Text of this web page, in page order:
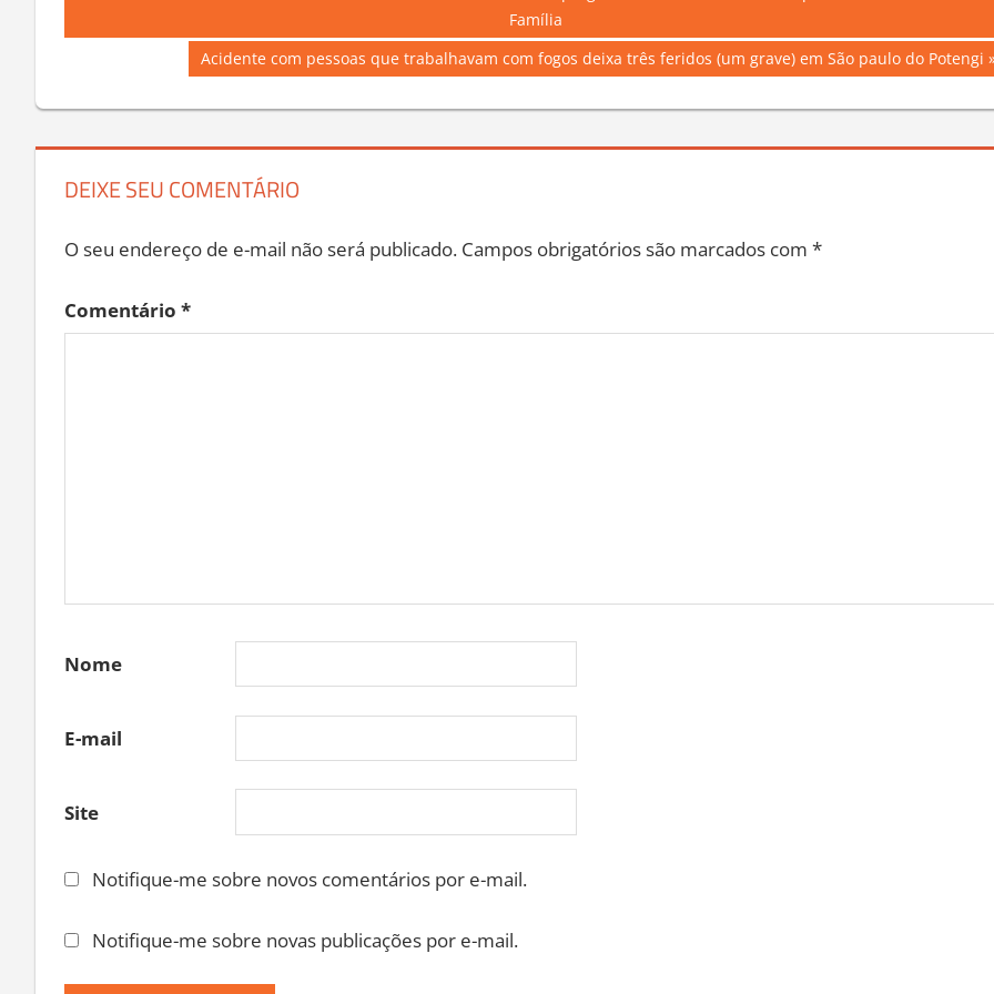
de
Família
Next
Post:
Acidente com pessoas que trabalhavam com fogos deixa três feridos (um grave) em São paulo do Potengi
DEIXE SEU COMENTÁRIO
O seu endereço de e-mail não será publicado. Campos obrigatórios são marcados com *
Comentário *
Nome
E-mail
Site
Notifique-me sobre novos comentários por e-mail.
Notifique-me sobre novas publicações por e-mail.